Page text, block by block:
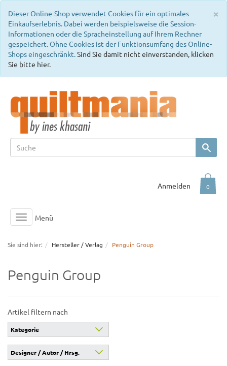
×
Dieser Online-Shop verwendet Cookies für ein optimales
Einkaufserlebnis. Dabei werden beispielsweise die Session-
Informationen oder die Spracheinstellung auf Ihrem Rechner
gespeichert. Ohne Cookies ist der Funktionsumfang des Online-
Shops eingeschränkt.Sind Sie damit nicht einverstanden, klicken
Sie bitte hier.
0
Anmelden
Toggle
navigation
Menü
Sie sind hier: Hersteller / Verlag Penguin Group
Penguin Group
Artikel filtern nach
Kategorie
Designer / Autor / Hrsg.